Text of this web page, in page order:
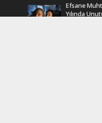
Efsane
Yılında